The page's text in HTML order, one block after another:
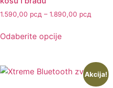
1.590,00 рсд – 1.890,00 рсд
Odaberite opcije
Akcija!